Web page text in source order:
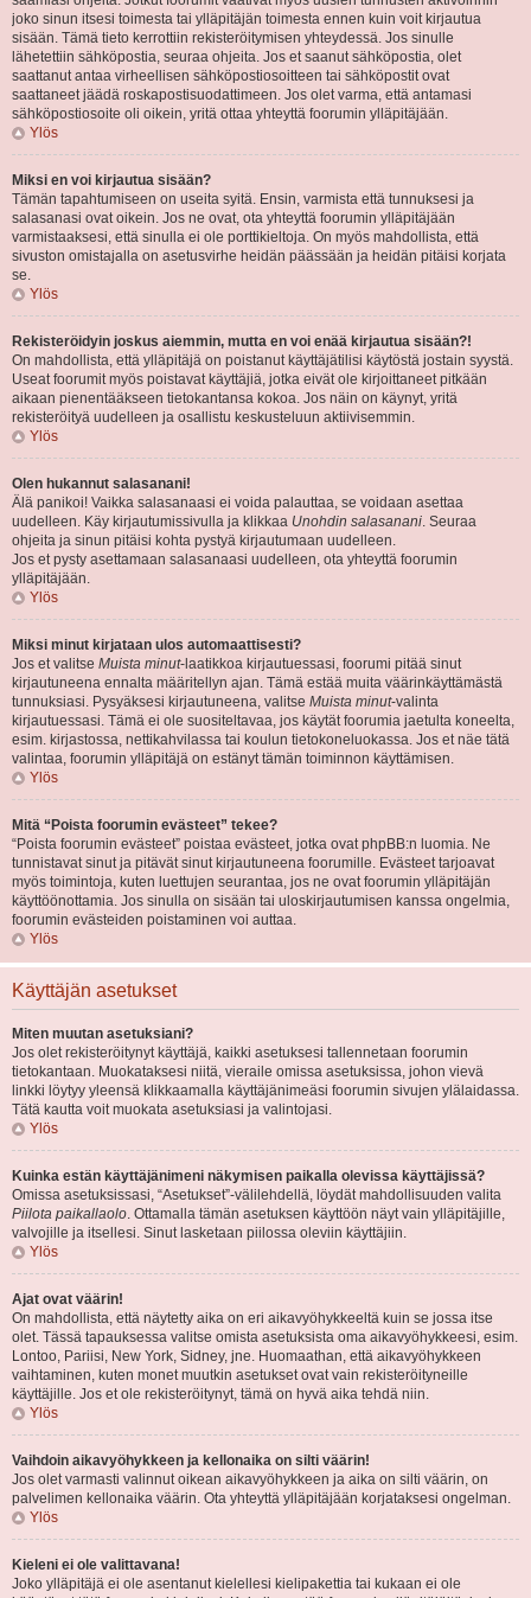
joko sinun itsesi toimesta tai ylläpitäjän toimesta ennen kuin voit kirjautua
sisään. Tämä tieto kerrottiin rekisteröitymisen yhteydessä. Jos sinulle
lähetettiin sähköpostia, seuraa ohjeita. Jos et saanut sähköpostia, olet
saattanut antaa virheellisen sähköpostiosoitteen tai sähköpostit ovat
saattaneet jäädä roskapostisuodattimeen. Jos olet varma, että antamasi
sähköpostiosoite oli oikein, yritä ottaa yhteyttä foorumin ylläpitäjään.
Ylös
Miksi en voi kirjautua sisään?
Tämän tapahtumiseen on useita syitä. Ensin, varmista että tunnuksesi ja
salasanasi ovat oikein. Jos ne ovat, ota yhteyttä foorumin ylläpitäjään
varmistaaksesi, että sinulla ei ole porttikieltoja. On myös mahdollista, että
sivuston omistajalla on asetusvirhe heidän päässään ja heidän pitäisi korjata
se.
Ylös
Rekisteröidyin joskus aiemmin, mutta en voi enää kirjautua sisään?!
On mahdollista, että ylläpitäjä on poistanut käyttäjätilisi käytöstä jostain syystä.
Useat foorumit myös poistavat käyttäjiä, jotka eivät ole kirjoittaneet pitkään
aikaan pienentääkseen tietokantansa kokoa. Jos näin on käynyt, yritä
rekisteröityä uudelleen ja osallistu keskusteluun aktiivisemmin.
Ylös
Olen hukannut salasanani!
Älä panikoi! Vaikka salasanaasi ei voida palauttaa, se voidaan asettaa
uudelleen. Käy kirjautumissivulla ja klikkaa Unohdin salasanani. Seuraa
ohjeita ja sinun pitäisi kohta pystyä kirjautumaan uudelleen.
Jos et pysty asettamaan salasanaasi uudelleen, ota yhteyttä foorumin
ylläpitäjään.
Ylös
Miksi minut kirjataan ulos automaattisesti?
Jos et valitse Muista minut-laatikkoa kirjautuessasi, foorumi pitää sinut
kirjautuneena ennalta määritellyn ajan. Tämä estää muita väärinkäyttämästä
tunnuksiasi. Pysyäksesi kirjautuneena, valitse Muista minut-valinta
kirjautuessasi. Tämä ei ole suositeltavaa, jos käytät foorumia jaetulta koneelta,
esim. kirjastossa, nettikahvilassa tai koulun tietokoneluokassa. Jos et näe tätä
valintaa, foorumin ylläpitäjä on estänyt tämän toiminnon käyttämisen.
Ylös
Mitä “Poista foorumin evästeet” tekee?
“Poista foorumin evästeet” poistaa evästeet, jotka ovat phpBB:n luomia. Ne
tunnistavat sinut ja pitävät sinut kirjautuneena foorumille. Evästeet tarjoavat
myös toimintoja, kuten luettujen seurantaa, jos ne ovat foorumin ylläpitäjän
käyttöönottamia. Jos sinulla on sisään tai uloskirjautumisen kanssa ongelmia,
foorumin evästeiden poistaminen voi auttaa.
Ylös
Käyttäjän asetukset
Miten muutan asetuksiani?
Jos olet rekisteröitynyt käyttäjä, kaikki asetuksesi tallennetaan foorumin
tietokantaan. Muokataksesi niitä, vieraile omissa asetuksissa, johon vievä
linkki löytyy yleensä klikkaamalla käyttäjänimeäsi foorumin sivujen ylälaidassa.
Tätä kautta voit muokata asetuksiasi ja valintojasi.
Ylös
Kuinka estän käyttäjänimeni näkymisen paikalla olevissa käyttäjissä?
Omissa asetuksissasi, “Asetukset”-välilehdellä, löydät mahdollisuuden valita
Piilota paikallaolo. Ottamalla tämän asetuksen käyttöön näyt vain ylläpitäjille,
valvojille ja itsellesi. Sinut lasketaan piilossa oleviin käyttäjiin.
Ylös
Ajat ovat väärin!
On mahdollista, että näytetty aika on eri aikavyöhykkeeltä kuin se jossa itse
olet. Tässä tapauksessa valitse omista asetuksista oma aikavyöhykkeesi, esim.
Lontoo, Pariisi, New York, Sidney, jne. Huomaathan, että aikavyöhykkeen
vaihtaminen, kuten monet muutkin asetukset ovat vain rekisteröityneille
käyttäjille. Jos et ole rekisteröitynyt, tämä on hyvä aika tehdä niin.
Ylös
Vaihdoin aikavyöhykkeen ja kellonaika on silti väärin!
Jos olet varmasti valinnut oikean aikavyöhykkeen ja aika on silti väärin, on
palvelimen kellonaika väärin. Ota yhteyttä ylläpitäjään korjataksesi ongelman.
Ylös
Kieleni ei ole valittavana!
Joko ylläpitäjä ei ole asentanut kielellesi kielipakettia tai kukaan ei ole